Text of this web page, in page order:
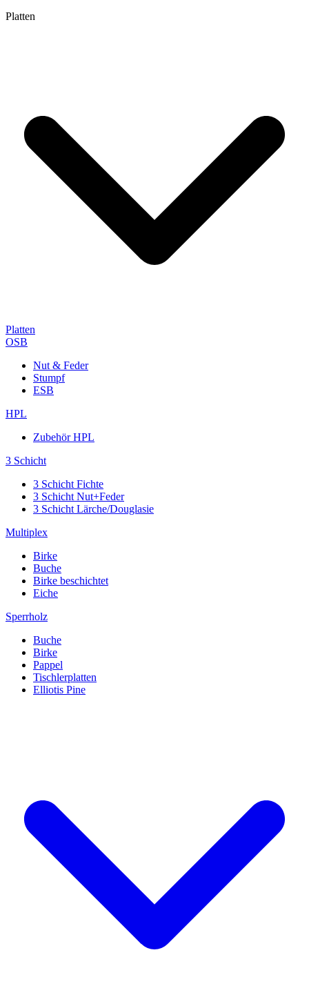
Platten
Platten
OSB
Nut & Feder
Stumpf
ESB
HPL
Zubehör HPL
3 Schicht
3 Schicht Fichte
3 Schicht Nut+Feder
3 Schicht Lärche/Douglasie
Multiplex
Birke
Buche
Birke beschichtet
Eiche
Sperrholz
Buche
Birke
Pappel
Tischlerplatten
Elliotis Pine